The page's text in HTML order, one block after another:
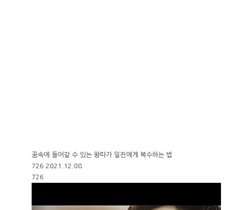
꿈속에 들어갈 수 있는 왕따가 일진에게 복수하는 법
726 2021.12.08
726